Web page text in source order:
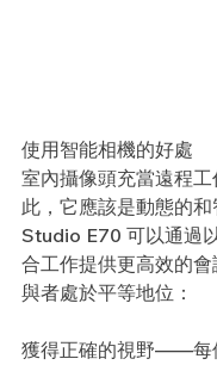
使用智能相機的好處
室內攝像頭充當遠程
此，它應該是動態的
Studio E70 可以通過
合工作提供更高效的
與者處於平等地位：
獲得正確的視野——每